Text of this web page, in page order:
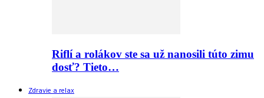
Riflí a rolákov ste sa už nanosili túto zimu
dosť? Tieto…
Zdravie a relax